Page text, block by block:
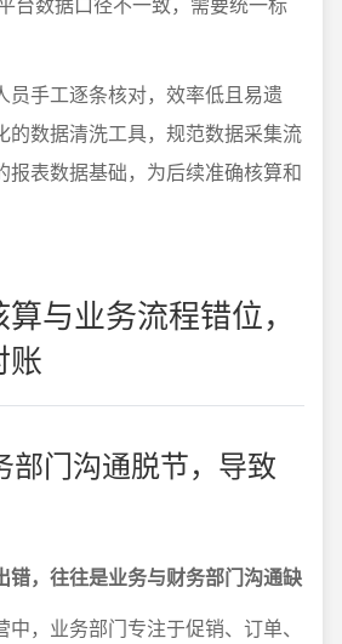
员手工逐条核对，效率低且易遗
的数据清洗工具，规范数据采集流
报表数据基础，为后续准确核算和
与业务流程错位，
账
部门沟通脱节，导致
错，往往是业务与财务部门沟通缺
中，业务部门专注于促销、订单、